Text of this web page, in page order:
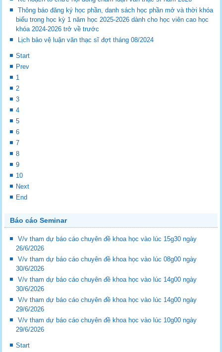
Thông báo đăng ký học phần, danh sách học phần mở và thời khóa
biểu trong học kỳ 1 năm học 2025-2026 dành cho học viên cao học
khóa 2024-2026 trở về trước
Lịch bảo vệ luận văn thạc sĩ đợt tháng 08/2024
Start
Prev
1
2
3
4
5
6
7
8
9
10
Next
End
Báo cáo Seminar
V/v tham dự báo cáo chuyên đề khoa học vào lúc 15g30 ngày
26/6/2026
V/v tham dự báo cáo chuyên đề khoa học vào lúc 08g00 ngày
30/6/2026
V/v tham dự báo cáo chuyên đề khoa học vào lúc 14g00 ngày
30/6/2026
V/v tham dự báo cáo chuyên đề khoa học vào lúc 14g00 ngày
29/6/2026
V/v tham dự báo cáo chuyên đề khoa học vào lúc 10g00 ngày
29/6/2026
Start